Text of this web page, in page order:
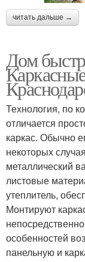
читать дальше →
Дом
Технология, по
отличается
каркас. Обычно
некоторых
металлический
листовые
утеплитель,
Монтируют
особенностей
панельную и